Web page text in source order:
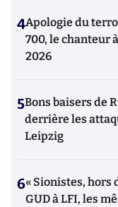
4Apologie du
700, le chanteur
2026
5Bons baisers de
derrière les
Leipzig
6« Sionistes, hors
GUD à LFI, les